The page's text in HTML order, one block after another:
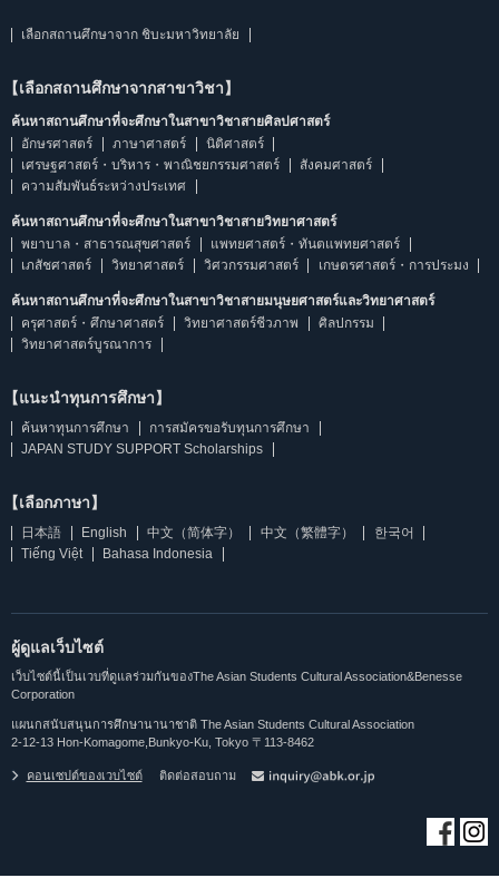
เลือกสถานศึกษาจาก ชิบะมหาวิทยาลัย
【เลือกสถานศึกษาจากสาขาวิชา】
ค้นหาสถานศึกษาที่จะศึกษาในสาขาวิชาสายศิลปศาสตร์
อักษรศาสตร์
ภาษาศาสตร์
นิติศาสตร์
เศรษฐศาสตร์・บริหาร・พาณิชยกรรมศาสตร์
สังคมศาสตร์
ความสัมพันธ์ระหว่างประเทศ
ค้นหาสถานศึกษาที่จะศึกษาในสาขาวิชาสายวิทยาศาสตร์
พยาบาล・สาธารณสุขศาสตร์
แพทยศาสตร์・ทันตแพทยศาสตร์
เภสัชศาสตร์
วิทยาศาสตร์ วิศวกรรมศาสตร์ เกษตรศาสตร์・การประมง
ค้นหาสถานศึกษาที่จะศึกษาในสาขาวิชาสายมนุษยศาสตร์และวิทยาศาสตร์
ครุศาสตร์・ศึกษาศาสตร์
วิทยาศาสตร์ชีวภาพ
ศิลปกรรม
วิทยาศาสตร์บูรณาการ
【แนะนำทุนการศึกษา】
ค้นหาทุนการศึกษา
การสมัครขอรับทุนการศึกษา
JAPAN STUDY SUPPORT Scholarships
【เลือกภาษา】
日本語 English 中文（简体字） 中文（繁體字）
한국어
Tiếng Việt
Bahasa Indonesia
ผู้ดูแลเว็บไซต์
เว็บไซต์นี้เป็นเวบที่ดูแลร่วมกันของThe Asian Students Cultural Association&Benesse
Corporation
แผนกสนับสนุนการศึกษานานาชาติ The Asian Students Cultural Association
2-12-13 Hon-Komagome,Bunkyo-Ku, Tokyo 〒113-8462
คอนเซปต์ของเวบไซต์ ติดต่อสอบถาม